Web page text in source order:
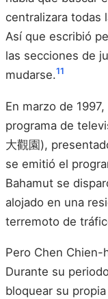
centralizara todas
Así que escribió
las secciones de
mudarse.11
En marzo de
programa de
大觀園),
se emitió el
Bahamut se
alojado en una
terremoto de
Pero Chen Chien-
Durante su
bloquear su